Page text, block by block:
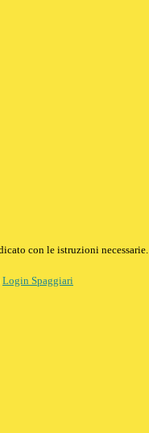
con le istruzioni necessarie.
Login Spaggiari